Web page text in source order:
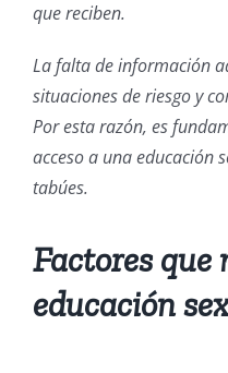
que reciben.
La falta de información
situaciones de riesgo y
Por esta razón, es
acceso a una educación
tabúes.
Factores que
educación